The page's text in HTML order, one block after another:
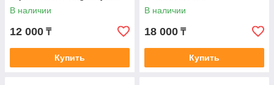
В наличии
12 000 ₸
Купить
В наличии
18 000 ₸
Купить